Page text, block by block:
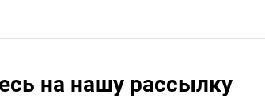
на нашу рассылку